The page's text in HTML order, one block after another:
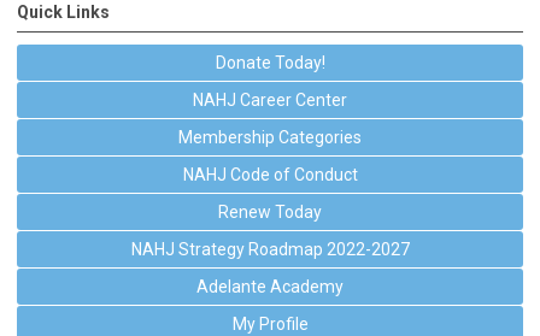
Quick Links
Donate Today!
NAHJ Career Center
Membership Categories
NAHJ Code of Conduct
Renew Today
NAHJ Strategy Roadmap 2022-2027
Adelante Academy
My Profile